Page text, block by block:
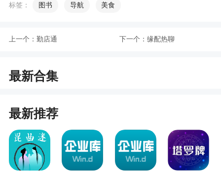
1、精选了热门小说大全给你更好的阅读体验
斗、仙侠虐恋、校园纯爱、搞笑中二......这些都是大
据女性用户整体的喜好来推荐的，你可以看到超多
好看的小说
更新日志
标签： 图书 导航 美食
上一个： 勤店通 下一个： 缘配热聊
最新合集
最新推荐